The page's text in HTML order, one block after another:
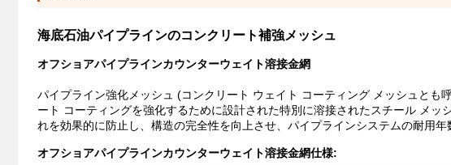
海底石油パイプラインのコンクリート補強メッシュ
オフショアパイプラインカウンターウェイト溶接金網
パイプライン強化メッシュ (コンクリート ウェイト コーティング メッシュと
ート コーティングを強化するために設計された特別に溶接されたスチール メ
れを効果的に防止し、構造の完全性を向上させ、パイプラインシステムの耐用年
オフショアパイプラインカウンターウェイト溶接金網仕様: